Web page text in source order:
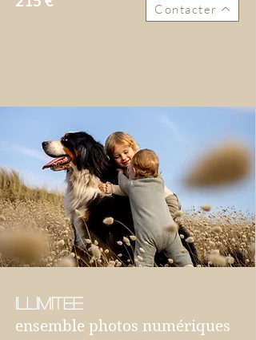
Contacter
Illimitee
ensemble photos numériques